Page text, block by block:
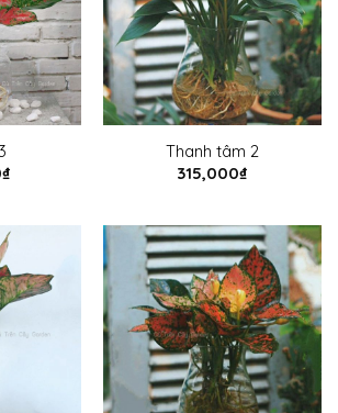
₫
Thanh tâm 2
315,000₫